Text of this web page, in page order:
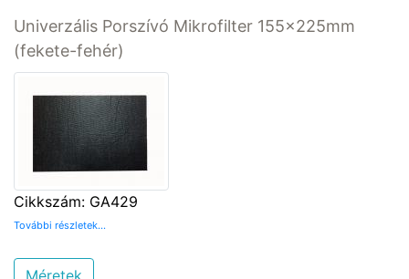
Univerzális Porszívó Mikrofilter 155x225mm
(fekete-fehér)
Cikkszám: GA429
További részletek...
Méretek